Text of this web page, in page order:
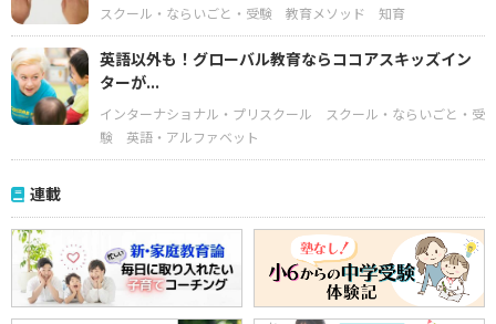
スクール・ならいごと・受験 教育メソッド 知育
英語以外も！グローバル教育ならココアスキッズイン
ターが...
インターナショナル・プリスクール
スクール・ならいごと・受
験
英語・アルファベット
連載